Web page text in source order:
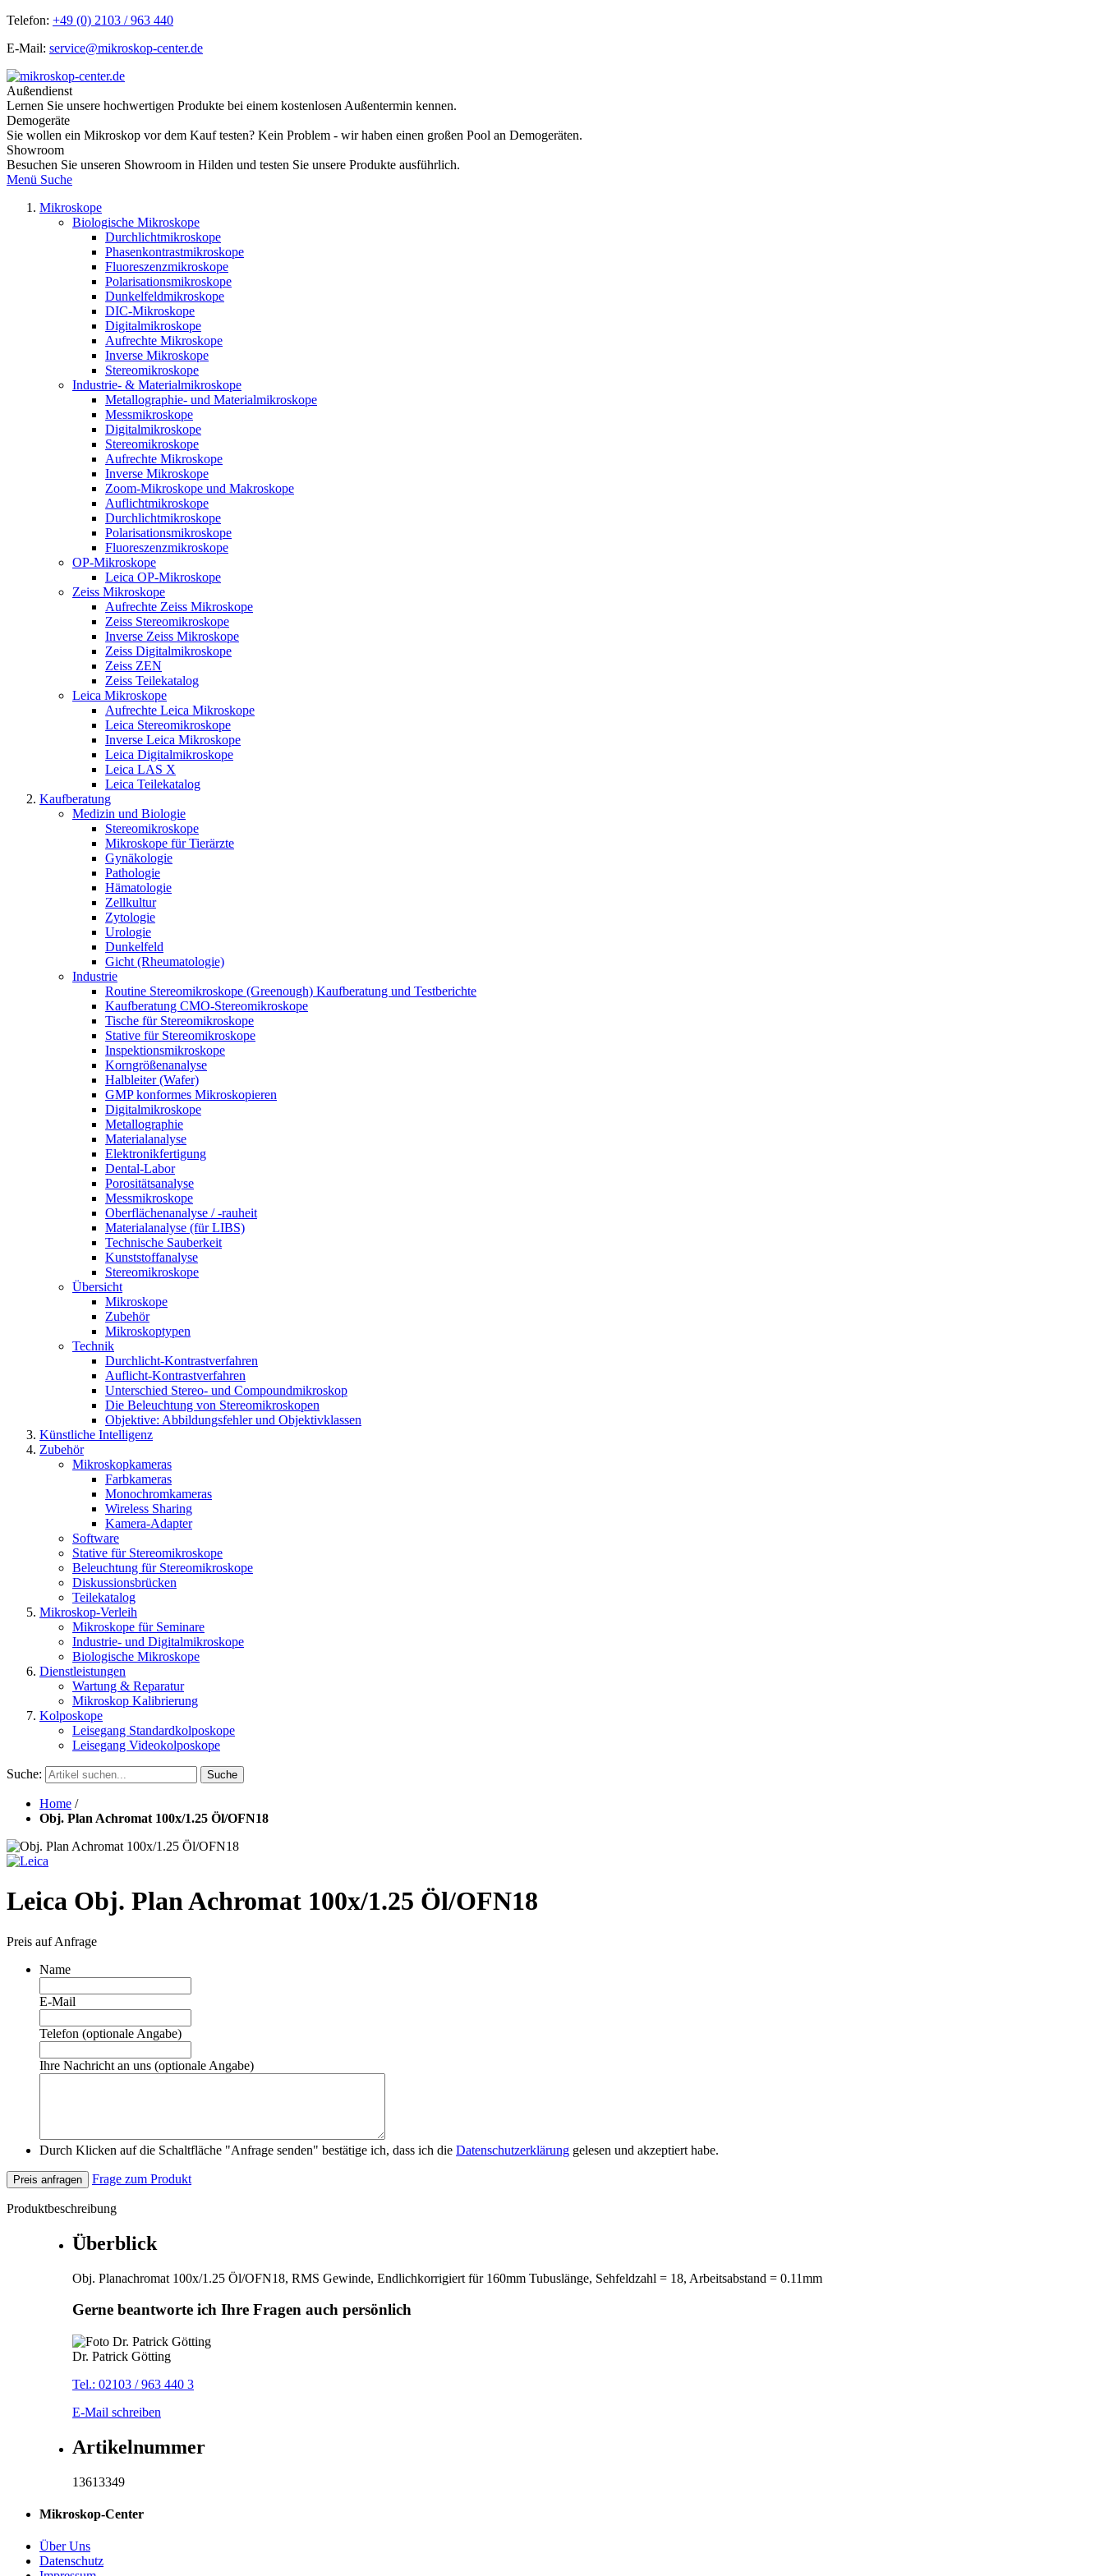
Telefon: +49 (0) 2103 / 963 440
E-Mail: service@mikroskop-center.de
Außendienst
Lernen Sie unsere hochwertigen Produkte bei einem kostenlosen Außentermin kennen.
Demogeräte
Sie wollen ein Mikroskop vor dem Kauf testen? Kein Problem - wir haben einen großen Pool an Demogeräten.
Showroom
Besuchen Sie unseren Showroom in Hilden und testen Sie unsere Produkte ausführlich.
Menü Suche
Mikroskope
Biologische Mikroskope
Durchlichtmikroskope
Phasenkontrastmikroskope
Fluoreszenzmikroskope
Polarisationsmikroskope
Dunkelfeldmikroskope
DIC-Mikroskope
Digitalmikroskope
Aufrechte Mikroskope
Inverse Mikroskope
Stereomikroskope
Industrie- & Materialmikroskope
Metallographie- und Materialmikroskope
Messmikroskope
Digitalmikroskope
Stereomikroskope
Aufrechte Mikroskope
Inverse Mikroskope
Zoom-Mikroskope und Makroskope
Auflichtmikroskope
Durchlichtmikroskope
Polarisationsmikroskope
Fluoreszenzmikroskope
OP-Mikroskope
Leica OP-Mikroskope
Zeiss Mikroskope
Aufrechte Zeiss Mikroskope
Zeiss Stereomikroskope
Inverse Zeiss Mikroskope
Zeiss Digitalmikroskope
Zeiss ZEN
Zeiss Teilekatalog
Leica Mikroskope
Aufrechte Leica Mikroskope
Leica Stereomikroskope
Inverse Leica Mikroskope
Leica Digitalmikroskope
Leica LAS X
Leica Teilekatalog
Kaufberatung
Medizin und Biologie
Stereomikroskope
Mikroskope für Tierärzte
Gynäkologie
Pathologie
Hämatologie
Zellkultur
Zytologie
Urologie
Dunkelfeld
Gicht (Rheumatologie)
Industrie
Routine Stereomikroskope (Greenough) Kaufberatung und Testberichte
Kaufberatung CMO-Stereomikroskope
Tische für Stereomikroskope
Stative für Stereomikroskope
Inspektionsmikroskope
Korngrößenanalyse
Halbleiter (Wafer)
GMP konformes Mikroskopieren
Digitalmikroskope
Metallographie
Materialanalyse
Elektronikfertigung
Dental-Labor
Porositätsanalyse
Messmikroskope
Oberflächenanalyse / -rauheit
Materialanalyse (für LIBS)
Technische Sauberkeit
Kunststoffanalyse
Stereomikroskope
Übersicht
Mikroskope
Zubehör
Mikroskoptypen
Technik
Durchlicht-Kontrastverfahren
Auflicht-Kontrastverfahren
Unterschied Stereo- und Compoundmikroskop
Die Beleuchtung von Stereomikroskopen
Objektive: Abbildungsfehler und Objektivklassen
Künstliche Intelligenz
Zubehör
Mikroskopkameras
Farbkameras
Monochromkameras
Wireless Sharing
Kamera-Adapter
Software
Stative für Stereomikroskope
Beleuchtung für Stereomikroskope
Diskussionsbrücken
Teilekatalog
Mikroskop-Verleih
Mikroskope für Seminare
Industrie- und Digitalmikroskope
Biologische Mikroskope
Dienstleistungen
Wartung & Reparatur
Mikroskop Kalibrierung
Kolposkope
Leisegang Standardkolposkope
Leisegang Videokolposkope
Suche: Suche
Home /
Obj. Plan Achromat 100x/1.25 Öl/OFN18
Leica Obj. Plan Achromat 100x/1.25 Öl/OFN18
Preis auf Anfrage
Name
E-Mail
Telefon (optionale Angabe)
Ihre Nachricht an uns (optionale Angabe)
Durch Klicken auf die Schaltfläche "Anfrage senden" bestätige ich, dass ich die Datenschutzerklärung gelesen und akzeptiert habe.
Preis anfragen Frage zum Produkt
Produktbeschreibung
Überblick
Obj. Planachromat 100x/1.25 Öl/OFN18, RMS Gewinde, Endlichkorrigiert für 160mm Tubuslänge, Sehfeldzahl = 18, Arbeitsabstand = 0.11mm
Gerne beantworte ich Ihre Fragen auch persönlich
Dr. Patrick Götting
Tel.: 02103 / 963 440 3
E-Mail schreiben
Artikelnummer
13613349
Mikroskop-Center
Über Uns
Datenschutz